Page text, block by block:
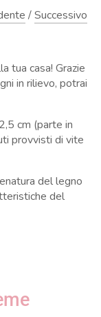
/Successivo
tua casa! Grazie
in rilievo, potrai
cm (parte in
provvisti di vite
del legno
del